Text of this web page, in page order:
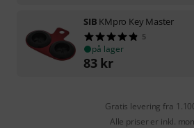
SIB KMpro Key Master
5
på lager
83 kr
Gratis levering fra
Alle priser er inkl.